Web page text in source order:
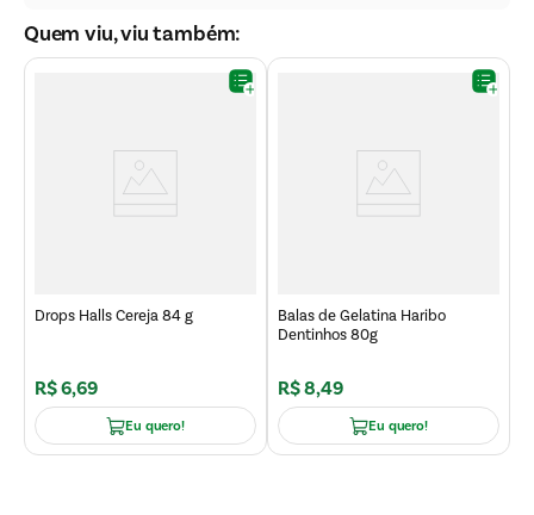
Quem viu, viu também:
Drops Halls Cereja 84 g
R$6,69
Eu quero!
Balas de Gelatina Haribo
Dentinhos 80g
R$8,49
Eu quero!